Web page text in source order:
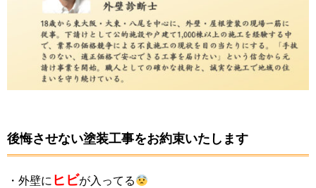
後悔させない塗装工事をお約束いたします
・外壁に ヒビが入ってる